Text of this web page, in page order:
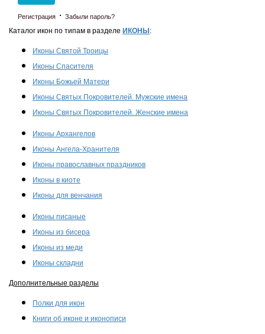
Регистрация · Забыли пароль?
Каталог икон по типам в разделе ИКОНЫ :
Иконы Святой Троицы
Иконы Спасителя
Иконы Божьей Матери
Иконы Святых Покровителей. Мужские имена
Иконы Святых Покровителей. Женские имена
Иконы Архангелов
Иконы Ангела-Хранителя
Иконы православных праздников
Иконы в киоте
Иконы для венчания
Иконы писаные
Иконы из бисера
Иконы из меди
Иконы складни
Дополнительные разделы
Полки для икон
Книги об иконе и иконописи